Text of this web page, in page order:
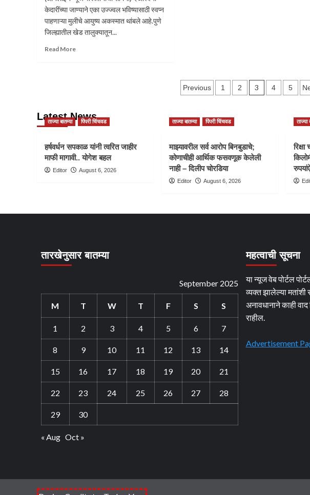
घेण्यासाठी
नातवाला
संपवलं,
फक्त
केदारींच्या जाण्याने एका उज्ज्वल भविष्यासाठी स्वप्न
पाहणाऱ्या मुलीचे आयुष्य अकस्मात थांबले आहे.पुणे
जिल्ह्यातील खेड तालुक्यातून...
Read MoreRead
मुलींमध्ये
राज्यातून
ठरलेली
अश्विनी
चा
Posts
Previous 1 2 3 4 5
Latest News
ताज्या बातम्या पिंपरी चिंचवड
हर्षवर्धन सपकाळ यांनी त्वरित जाहीर
माफी मागावी.. योगेश बहल
Editor August 6, 2026
ताज्या बातम्या पिंपरी चिंचवड
माझ्यावरील सर्व आरोप बिनबुडाचे;
कोणाचीही आर्थिक फसवणूक केलेली
नाही – दिलीप चोरडिया
Editor August 6, 2026
ताज्या
तारखेनुसार बातम्या
September 2025
M T W T F S S
1 2 3 4 5 6 7
8 9 10 11 12 13 14
15 16 17 18 19 20 21
22 23 24 25 26 27 28
29 30
« Aug Oct »
महत्वाची सूचना
या न्यूज वेब पोर्टल
व्यक्त झालेल्या
अनावधानाने काही वाद
राहील.
Advertisement